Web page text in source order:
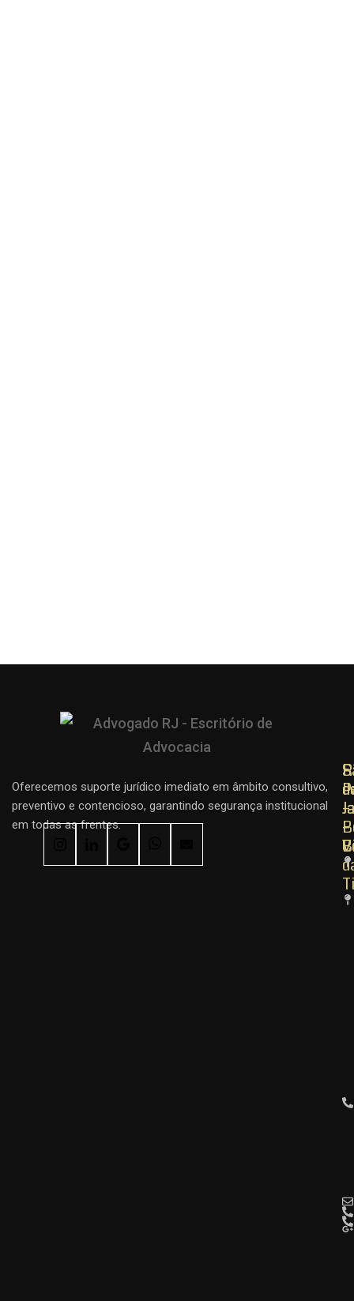
Oferecemos suporte jurídico imediato em âmbito consultivo,
preventivo e contencioso, garantindo segurança institucional
em todas as frentes.
–
–
–